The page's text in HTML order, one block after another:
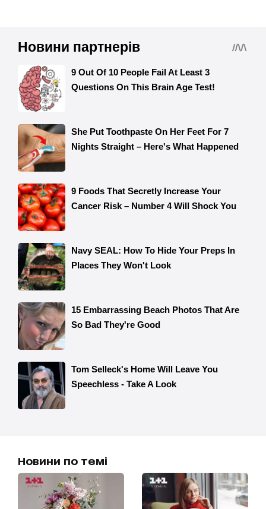
Новини по темі